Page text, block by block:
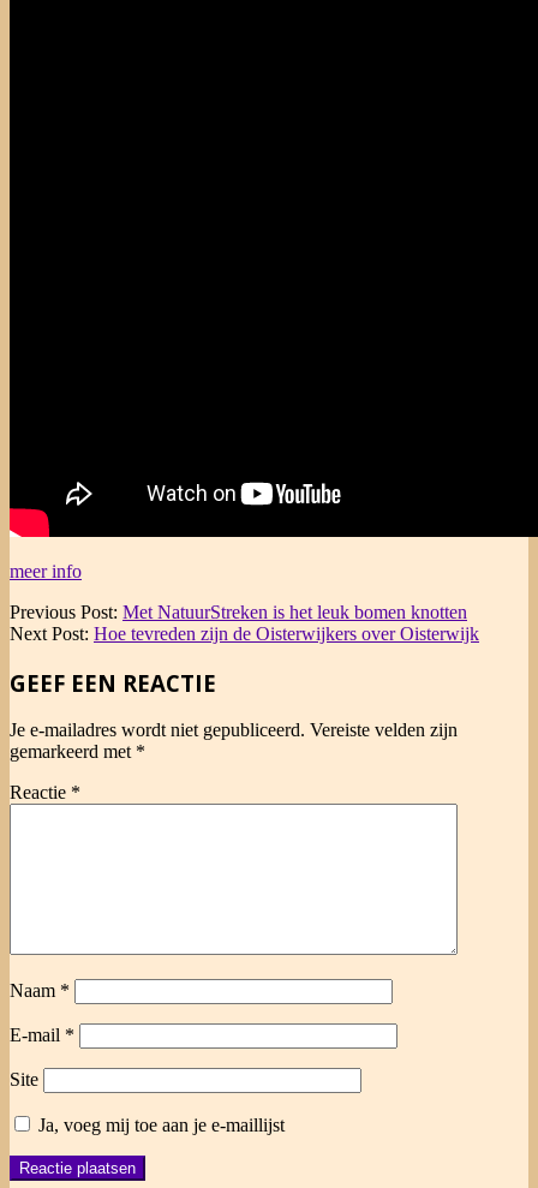
meer info
2017-
12-
Previous Post: Met NatuurStreken is het leuk bomen knotten
Next Post: Hoe tevreden zijn de Oisterwijkers over Oisterwijk
GEEF EEN REACTIE
Je e-mailadres wordt niet gepubliceerd. Vereiste velden zijn
gemarkeerd met *
Reactie *
Naam *
E-mail *
Site
Ja, voeg mij toe aan je e-maillijst